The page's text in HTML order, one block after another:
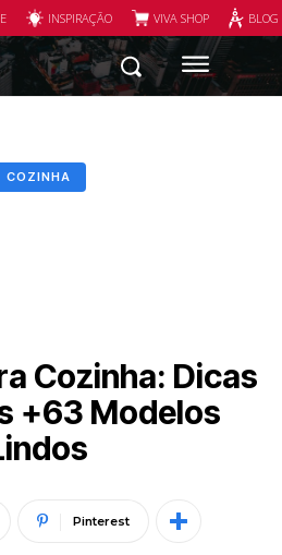
INSPIRAÇÃO VIVA SHOP
COZINHA
Cozinha: Dicas
+63 Modelos
Pinterest